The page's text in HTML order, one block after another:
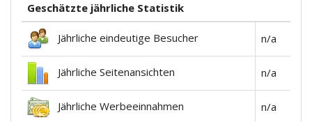
Geschätzte jährliche Statistik
Jährliche eindeutige Besucher n/a
Jährliche Seitenansichten n/a
Jährliche Werbeeinnahmen n/a